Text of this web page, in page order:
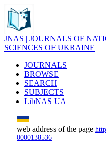
JNAS | JOURNALS OF
SCIENCES OF UKRAINE
JOURNALS
BROWSE
SEARCH
SUBJECTS
LibNAS UA
web address of the page
0000138536